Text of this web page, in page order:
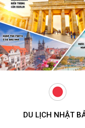
DU LỊCH NHẬT